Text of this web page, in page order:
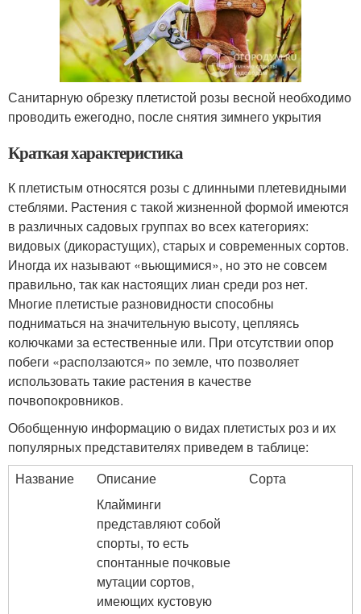
Санитарную обрезку плетистой розы весной необходимо
проводить ежегодно, после снятия зимнего укрытия
Краткая характеристика
К плетистым относятся розы с длинными плетевидными
стеблями. Растения с такой жизненной формой имеются
в различных садовых группах во всех категориях:
видовых (дикорастущих), старых и современных сортов.
Иногда их называют «вьющимися», но это не совсем
правильно, так как настоящих лиан среди роз нет.
Многие плетистые разновидности способны
подниматься на значительную высоту, цепляясь
колючками за естественные или. При отсутствии опор
побеги «расползаются» по земле, что позволяет
использовать такие растения в качестве
почвопокровников.
Обобщенную информацию о видах плетистых роз и их
популярных представителях приведем в таблице:
Название
Описание
Сорта
Клайминги
представляют собой
спорты, то есть
спонтанные почковые
мутации сортов,
имеющих кустовую